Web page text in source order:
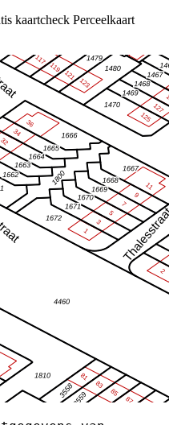
kaartcheck Perceelkaart